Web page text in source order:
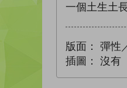
一個土生土
版面：
彈性
插圖：
沒有